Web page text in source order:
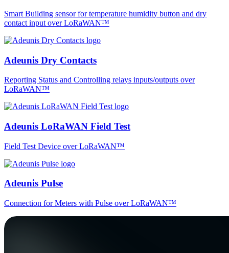
Smart Building sensor for temperature humidity button and dry
contact input over LoRaWAN™
Adeunis Dry Contacts
Reporting Status and Controlling relays inputs/outputs over
LoRaWAN™
Adeunis LoRaWAN Field Test
Field Test Device over LoRaWAN™
Adeunis Pulse
Connection for Meters with Pulse over LoRaWAN™